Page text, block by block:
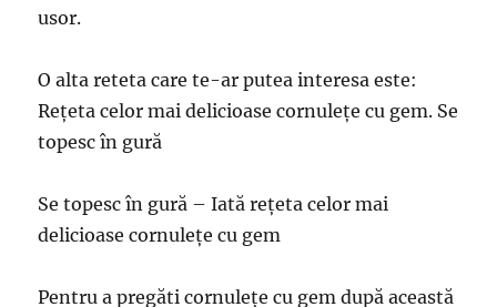
usor.
O alta reteta care te-ar putea interesa este:
Rețeta celor mai delicioase cornulețe cu gem. Se
topesc în gură
Se topesc în gură – Iată rețeta celor mai
delicioase cornulețe cu gem
Pentru a pregăti cornulețe cu gem după această